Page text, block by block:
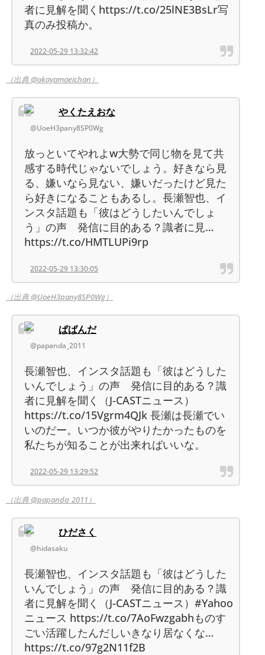
者に見解を聞くhttps://t.co/25lNE3BsLr写
真のみ投稿か。
2022-05-29 13:32:42
（出典 @okayamaeichan）
やくたえおな
@UoeH3pany8SP0Wg
放っといてやれよw大勢で同じ物を見て共
感する時代じゃないでしょう。好きなら見
る、嫌いなら見ない、嫌いだったけど見た
ら好きになることもあるし。長瀬智也、イ
ンスタ話題も「彼はどうしたいんでしょ
う」の声 発信に目的ある？識者に見…
https://t.co/HMTLUPi9rp
2022-05-29 13:30:05
（出典 @UoeH3pany8SP0Wg）
ぱぱんだ
@papanda_2011
長瀬智也、インスタ話題も「彼はどうした
いんでしょう」の声 発信に目的ある？識
者に見解を聞く（J-CASTニュース）
https://t.co/15Vgrm4QJk 長瀬は長瀬でい
いのだー。いつか彼がやりたかったものを
私たちが知ることが出来ればいいな。
2022-05-29 13:29:52
（出典 @papanda_2011）
ひださく
@hidasaku
長瀬智也、インスタ話題も「彼はどうした
いんでしょう」の声 発信に目的ある？識
者に見解を聞く（J-CASTニュース）#Yahoo
ニュース https://t.co/7AoFwzgabhものす
ごい活躍したんだしいきなり居なくな…
https://t.co/97g2N11f2B